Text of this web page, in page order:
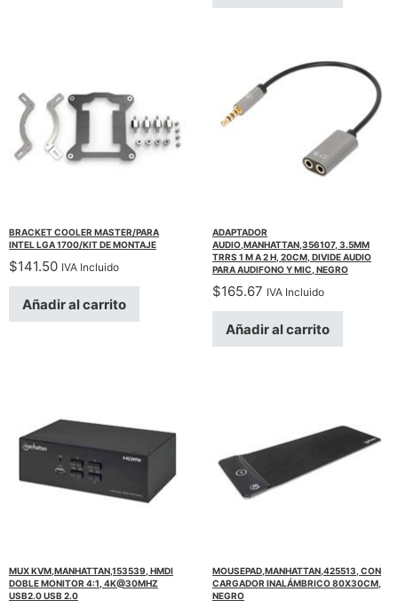
BRACKET COOLER MASTER/PARA
INTEL LGA 1700/KIT DE MONTAJE
$141.50 IVA Incluido
Añadir al carrito
ADAPTADOR
AUDIO,MANHATTAN,356107, 3.5MM
TRRS 1 M A 2 H, 20CM, DIVIDE AUDIO
PARA AUDIFONO Y MIC, NEGRO
$165.67 IVA Incluido
Añadir al carrito
MUX KVM,MANHATTAN,153539, HMDI
DOBLE MONITOR 4:1, 4K@30MHZ
USB2.0 USB 2.0
MOUSEPAD,MANHATTAN,425513, CON
CARGADOR INALÁMBRICO 80X30CM,
NEGRO